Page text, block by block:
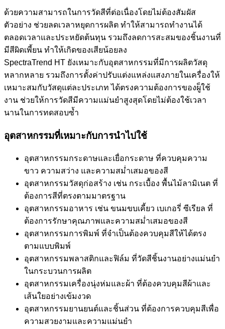
ด้วยความสามารถในการวัดสีที่ต่อเนื่องโดยไม่ต้องสัมผัส
ตัวอย่าง ช่วยลดเวลาหยุดการผลิต ทำให้สามารถทำงานได้
ตลอดเวลาและประหยัดต้นทุน รวมถึงลดการสะสมของชิ้นงานที่
มีสีผิดเพี้ยน ทำให้เกิดของเสียน้อยลง
SpectraTrend HT ยังเหมาะกับอุตสาหกรรมที่มีการผลิตวัสดุ
หลากหลาย รวมถึงการตั้งค่าปรับแต่งแหล่งแสงภายในเครื่องให้
เหมาะสมกับวัสดุแต่ละประเภท ได้ตรงความต้องการของผู็ใช้
งาน ช่วยให้การวัดสีมีความแม่นยำสูงสุดโดยไม่ต้องใช้เวลา
นานในการทดสอบซ้ำ
อุตสาหกรรมที่เหมาะกับการนำไปใช้
อุตสาหกรรมกระดาษและเยื่อกระดาษ ที่ควบคุมความ
ขาว ความสว่าง และความสม่ำเสมอของสี
อุตสาหกรรมวัสดุก่อสร้าง เช่น กระเบื้อง พื้นไม้ลามิเนต ที่
ต้องการสีที่ตรงตามมาตรฐาน
อุตสาหกรรมอาหาร เช่น ขนมขบเคี้ยว เบเกอรี่ ซีเรียล ที่
ต้องการรักษาคุณภาพและความสม่ำเสมอของสี
อุตสาหกรรมการพิมพ์ ที่จำเป็นต้องควบคุมสีให้ได้ตรง
ตามแบบพิมพ์
อุตสาหกรรมพลาสติกและฟิล์ม ที่วัดสีชิ้นงานอย่างแม่นยำ
ในกระบวนการผลิต
อุตสาหกรรมเครื่องนุ่งห่มและผ้า ที่ต้องควบคุมสีผ้าและ
เส้นใยอย่างเข้มงวด
อุตสาหกรรมยานยนต์และชิ้นส่วน ที่ต้องการควบคุมสีเพื่อ
ความสวยงามและความแม่นยำ